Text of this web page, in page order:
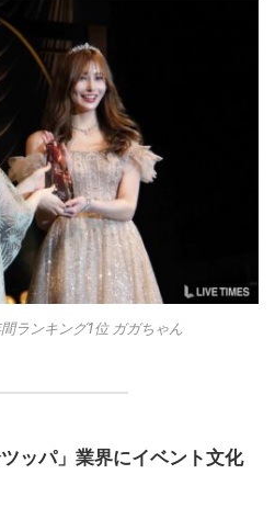
ランキング1位 ガガちゃん
ッパ」業界にイベント文化